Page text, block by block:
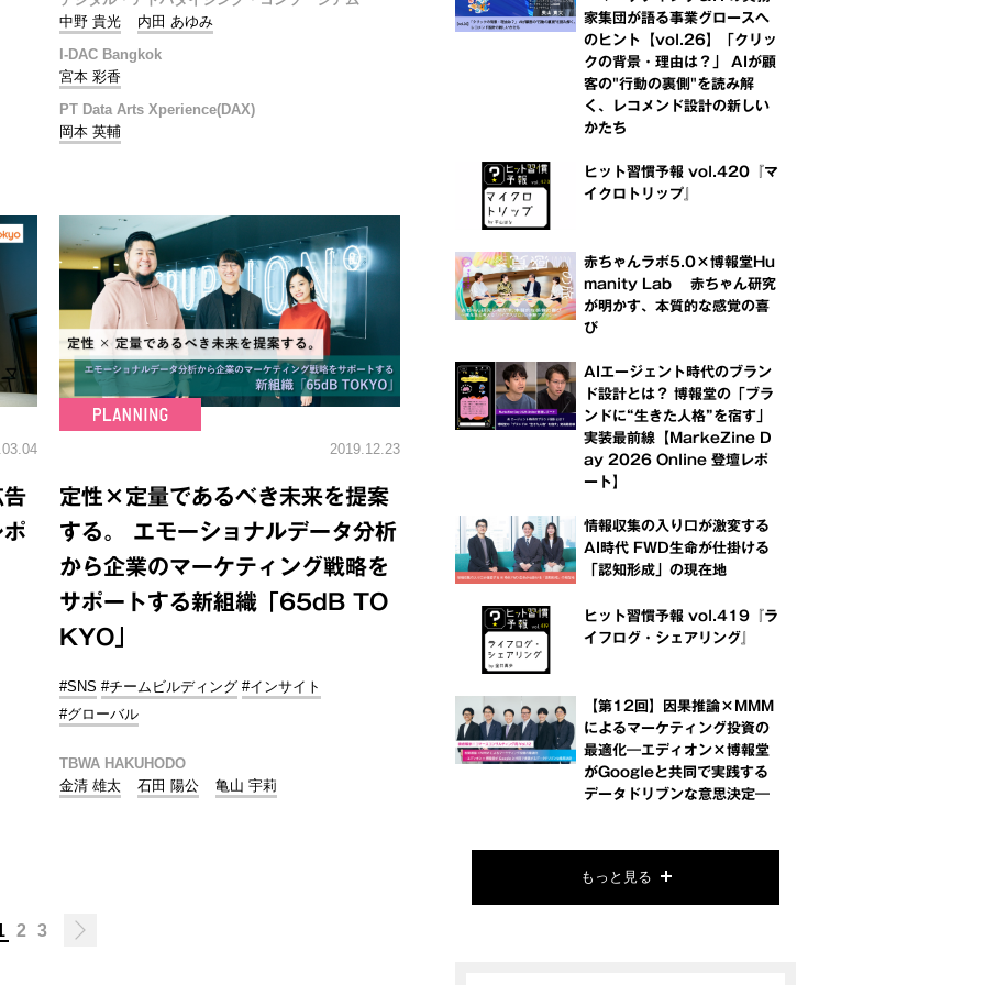
中野 貴光
内田 あゆみ
I-DAC Bangkok
宮本 彩香
PT Data Arts Xperience(DAX)
岡本 英輔
告
2019.12.23
定性×定量であるべき未来を提案
する。 エモーショナルデータ分析
から企業のマーケティング戦略を
サポートする新組織「65dB TO
KYO」
#SNS #チームビルディング #インサイト
#グローバル
TBWA HAKUHODO
金清 雄太
石田 陽公 亀山 宇莉
2 3
家集団が語る事業グロースへ
のヒント【vol.26】「クリッ
クの背景・理由は？」 AIが顧
客の"行動の裏側"を読み解
く、レコメンド設計の新しい
かたち
ヒット習慣予報 vol.420『マ
イクロトリップ』
赤ちゃんラボ5.0×博報堂Hu
manity Lab 赤ちゃん研究
が明かす、本質的な感覚の喜
び
AIエージェント時代のブラン
ド設計とは？ 博報堂の「ブラ
ンドに“生きた人格”を宿す」
実装最前線【MarkeZine D
ay 2026 Online 登壇レポ
ート】
情報収集の入り口が激変する
AI時代 FWD生命が仕掛ける
「認知形成」の現在地
ヒット習慣予報 vol.419『ラ
イフログ・シェアリング』
【第12回】因果推論×MMM
によるマーケティング投資の
最適化―エディオン×博報堂
がGoogleと共同で実践する
データドリブンな意思決定―
もっと見る